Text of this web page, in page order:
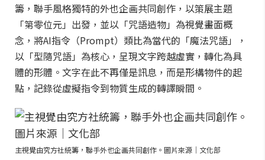
籌，聯手風格獨特的外也企画共同創作，以策展主題
「第零位元」出發，並以「咒語造物」為視覺畫面概
念，將AI指令（Prompt）類比為當代的「魔法咒語」，
以「型隨咒語」為核心，呈現文字跨越虛實，轉化為具
體的形體。文字在此不再僅是訊息，而是形構物件的起
點，記錄從虛擬指令到物質生成的轉譯瞬間。
主視覺由究方社統籌，聯手外也企画共同創作。圖片來源｜文化部